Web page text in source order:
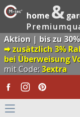
home &
Aktion | bis zu
🠮 zusätzlich 3%
bei Überweisung
mit Code:3extra